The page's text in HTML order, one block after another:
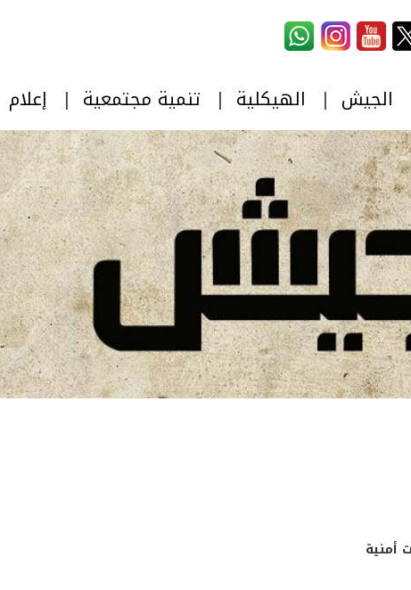
الجيش الهيكلية تنمية مجتمعية إعلام